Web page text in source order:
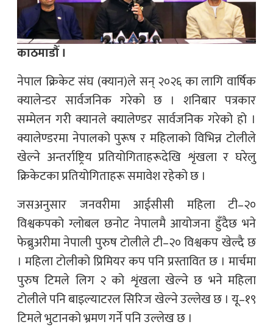
काठमाडौँ ।
नेपाल क्रिकेट संघ (क्यान)ले सन् २०२६ का लागि वार्षिक
क्यालेन्डर सार्वजनिक गरेको छ । शनिबार पत्रकार
सम्मेलन गरी क्यानले क्यालेण्डर सार्वजनिक गरेको हो ।
क्यालेण्डरमा नेपालको पुरूष र महिलाको विभिन्न टोलीले
खेल्ने अन्तर्राष्ट्रिय प्रतियोगिताहरूदेखि शृंखला र घरेलु
क्रिकेटका प्रतियोगिताहरू समावेश रहेको छ ।
जसअनुसार जनवरीमा आईसीसी महिला टी–२०
विश्वकपको ग्लोबल छनोट नेपालमै आयोजना हुँदैछ भने
फेब्रुअरीमा नेपाली पुरुष टोलीले टी–२० विश्वकप खेल्दै छ
। महिला टोलीको प्रिमियर कप पनि प्रस्तावित छ । मार्चमा
पुरुष टिमले लिग २ को शृंखला खेल्ने छ भने महिला
टोलीले पनि बाइल्याटरल सिरिज खेल्ने उल्लेख छ । यू–१९
टिमले भुटानको भ्रमण गर्ने पनि उल्लेख छ ।